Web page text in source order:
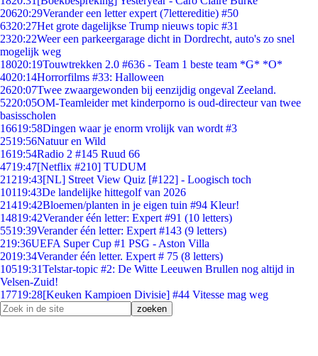
20620:29Verander een letter expert (7lettereditie) #50
6320:27Het grote dagelijkse Trump nieuws topic #31
2320:22Weer een parkeergarage dicht in Dordrecht, auto's zo snel
mogelijk weg
18020:19Touwtrekken 2.0 #636 - Team 1 beste team *G* *O*
4020:14Horrorfilms #33: Halloween
2620:07Twee zwaargewonden bij eenzijdig ongeval Zeeland.
5220:05OM-Teamleider met kinderporno is oud-directeur van twee
basisscholen
16619:58Dingen waar je enorm vrolijk van wordt #3
2519:56Natuur en Wild
1619:54Radio 2 #145 Ruud 66
4719:47[Netflix #210] TUDUM
21219:43[NL] Street View Quiz [#122] - Loogisch toch
10119:43De landelijke hittegolf van 2026
21419:42Bloemen/planten in je eigen tuin #94 Kleur!
14819:42Verander één letter: Expert #91 (10 letters)
5519:39Verander één letter: Expert #143 (9 letters)
219:36UEFA Super Cup #1 PSG - Aston Villa
2019:34Verander één letter. Expert # 75 (8 letters)
10519:31Telstar-topic #2: De Witte Leeuwen Brullen nog altijd in
Velsen-Zuid!
17719:28[Keuken Kampioen Divisie] #44 Vitesse mag weg